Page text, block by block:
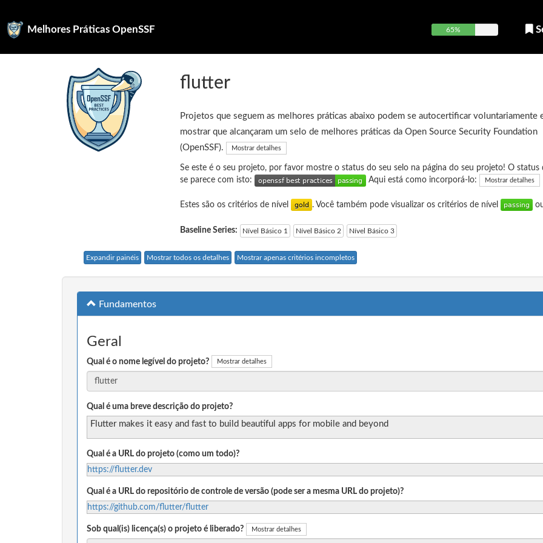
Melhores Práticas OpenSSF 65%
flutter
Projetos que seguem as melhores práticas abaixo podem se autocertificar voluntariamente
mostrar que alcançaram um selo de melhores práticas da Open Source Security Foundation
(OpenSSF).
Mostrar detalhes
Se este é o seu projeto, por favor mostre o status do seu selo na página do seu projeto! O status
se parece com isto:
Aqui está como incorporá-lo: Mostrar detalhes
Estes são os critérios de nível . Você também pode visualizar os critérios de nível
Baseline Series: Nível Básico 1 Nível Básico 2 Nível Básico 3
Expandir painéis Mostrar todos os detalhes Mostrar apenas critérios incompletos
Fundamentos
Geral
Qual é o nome legível do projeto? Mostrar detalhes
Qual é uma breve descrição do projeto?
Flutter makes it easy and fast to build beautiful apps for mobile and beyond
Qual é a URL do projeto (como um todo)?
https://flutter.dev
Qual é a URL do repositório de controle de versão (pode ser a mesma URL do projeto)?
https://github.com/flutter/flutter
Sob qual(is) licença(s) o projeto é liberado? Mostrar detalhes